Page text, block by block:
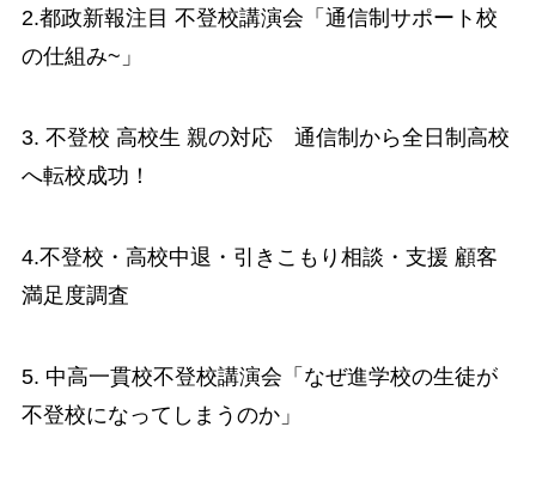
2.都政新報注目 不登校講演会「通信制サポート校
の仕組み~」
3. 不登校 高校生 親の対応 通信制から全日制高校
へ転校成功！
4.不登校・高校中退・引きこもり相談・支援 顧客
満足度調査
5. 中高一貫校不登校講演会「なぜ進学校の生徒が
不登校になってしまうのか」